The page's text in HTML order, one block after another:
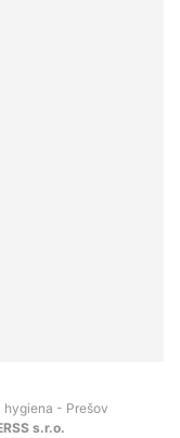
hygiena - Prešov
s.r.o.